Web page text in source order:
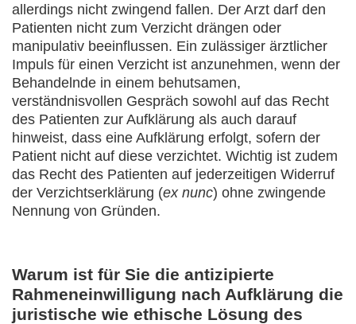
allerdings nicht zwingend fallen. Der Arzt darf den
Patienten nicht zum Verzicht drängen oder
manipulativ beeinflussen. Ein zulässiger ärztlicher
Impuls für einen Verzicht ist anzunehmen, wenn der
Behandelnde in einem behutsamen,
verständnisvollen Gespräch sowohl auf das Recht
des Patienten zur Aufklärung als auch darauf
hinweist, dass eine Aufklärung erfolgt, sofern der
Patient nicht auf diese verzichtet. Wichtig ist zudem
das Recht des Patienten auf jederzeitigen Widerruf
der Verzichtserklärung (ex nunc) ohne zwingende
Nennung von Gründen.
Warum ist für Sie die antizipierte
Rahmeneinwilligung nach Aufklärung die
juristische wie ethische Lösung des